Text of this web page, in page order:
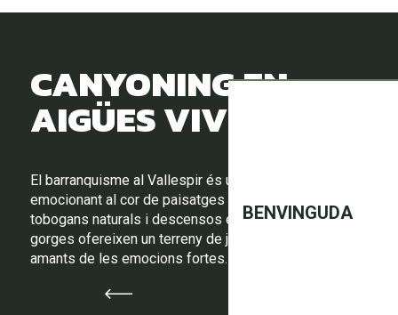
BENVINGUDA
CANYONING EN
AIGÜES VIVES
El barranquisme al Vallespir és una aventura
emocionant al cor de paisatges salvatges. Entre salts,
tobogans naturals i descensos en ràpel, els rius i les
gorges ofereixen un terreny de joc perfecte per als
amants de les emocions fortes.